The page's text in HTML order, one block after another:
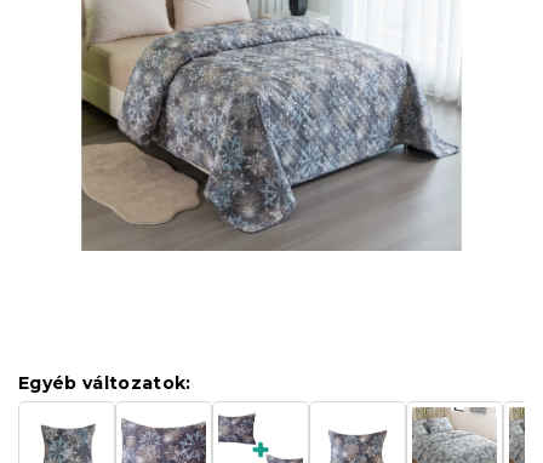
Egyéb változatok: